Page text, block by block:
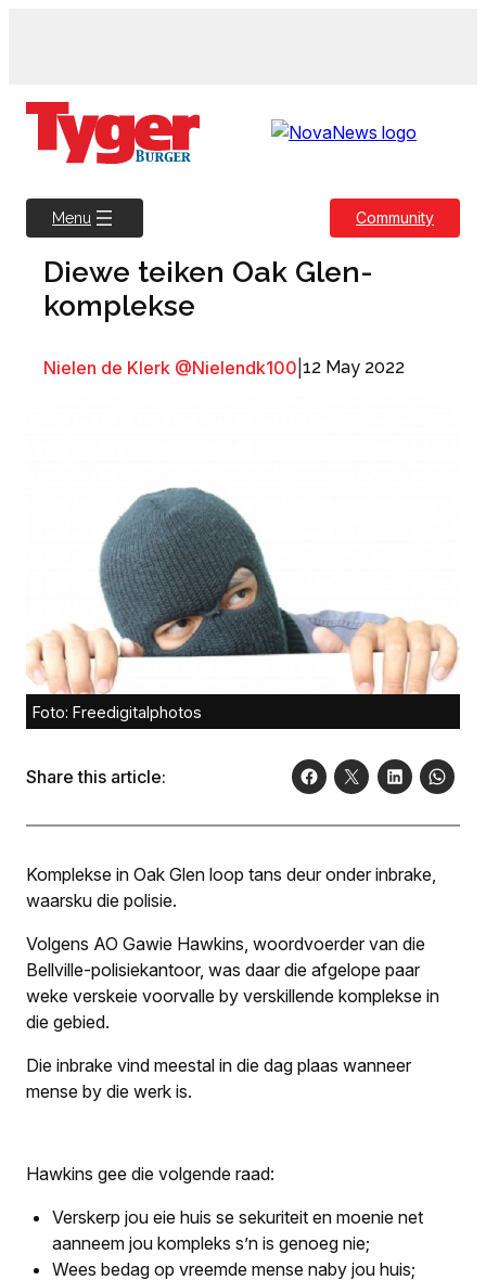
Menu Community
Diewe teiken Oak Glen-
komplekse
Nielen de Klerk @Nielendk100 12 May 2022
Foto: Freedigitalphotos
Share this article:
Komplekse in Oak Glen loop tans deur onder inbrake,
waarsku die polisie.
Volgens AO Gawie Hawkins, woordvoerder van die
Bellville-polisiekantoor, was daar die afgelope paar
weke verskeie voorvalle by verskillende komplekse in
die gebied.
Die inbrake vind meestal in die dag plaas wanneer
mense by die werk is.
Hawkins gee die volgende raad:
Verskerp jou eie huis se sekuriteit en moenie net
aanneem jou kompleks s’n is genoeg nie;
Wees bedag op vreemde mense naby jou huis;